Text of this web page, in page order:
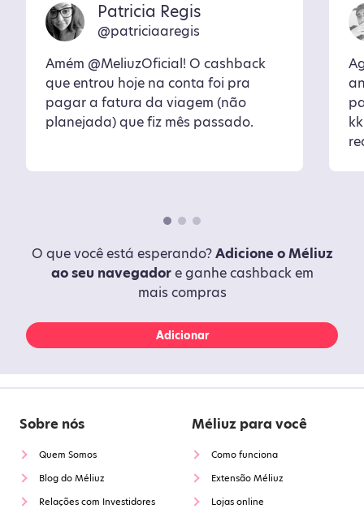
Patricia Regis
@patriciaaregis
Amém @MeliuzOficial! O cashback
que entrou hoje na conta foi pra
pagar a fatura da viagem (não
planejada) que fiz mês passado.
O que você está esperando?Adicione o Méliuz
ao seu navegadore ganhe cashback em
mais compras
Adicionar
Sobre nós
Quem Somos
Blog do Méliuz
Relações com Investidores
Méliuz para você
Como funciona
Extensão Méliuz
Lojas online